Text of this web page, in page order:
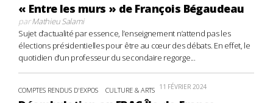
« Entre les murs » de François Bégaudeau
parMathieu Salami
Sujet d’actualité par essence, l’enseignement n’attend pas les
élections présidentielles pour être au cœur des débats. En effet, le
quotidien d’un professeur du secondaire regorge...
COMPTES RENDUS D'EXPOS CULTURE & ARTS 11 FÉVRIER 2024